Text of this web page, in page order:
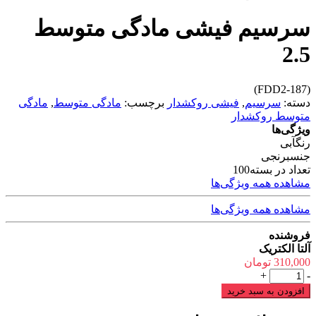
سرسیم فیشی مادگی متوسط
2.5
(FDD2-187)
دسته: سرسیم, فیشی روکشدار برچسب: مادگی متوسط, مادگی
متوسط روکشدار
ویژگی‌ها
رنگآبی
جنسبرنجی
تعداد در بسته100
مشاهده همه ویژگی‌ها
مشاهده همه ویژگی‌ها
فروشنده
آلتا الکتریک
310,000 تومان
سرسیم
فیشی
مادگی
-
+
افزودن به سبد خرید